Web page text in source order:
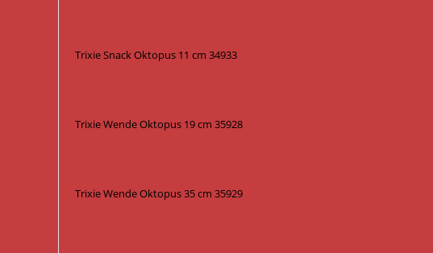
Trixie Snack Oktopus 11 cm 34933
Trixie Wende Oktopus 19 cm 35928
Trixie Wende Oktopus 35 cm 35929